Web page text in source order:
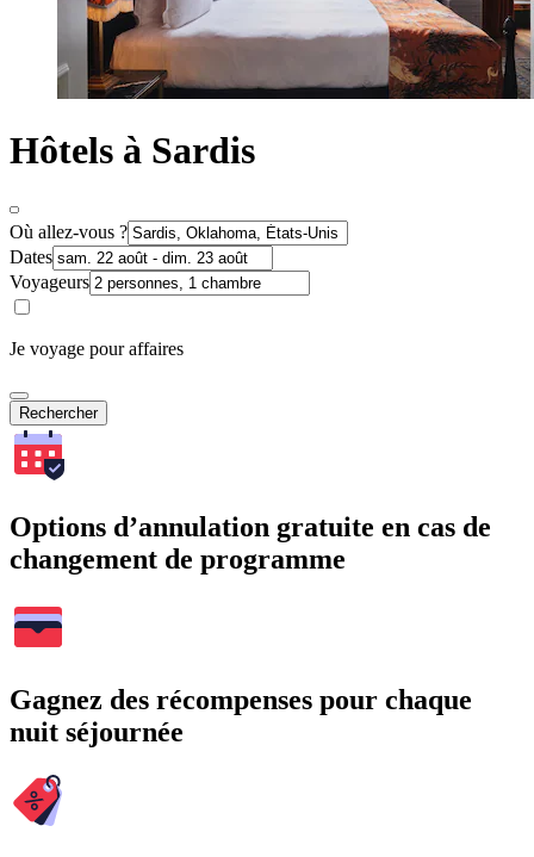
Hôtels à Sardis
Où allez-vous ?
Dates
Voyageurs
Je voyage pour affaires
Rechercher
Options d’annulation gratuite en cas de
changement de programme
Gagnez des récompenses pour chaque
nuit séjournée